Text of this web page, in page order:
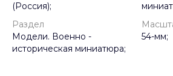
(Россия);
Раздел
Модели. Военно -
историческая миниатюра;
54-мм;